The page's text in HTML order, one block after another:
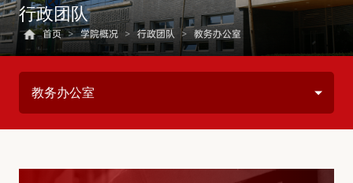
行政团队
首页 > 学院概况 > 行政团队 > 教务办公室
教务办公室